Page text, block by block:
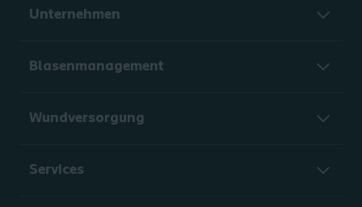
Unternehmen
Blasenmanagement
Wundversorgung
Services